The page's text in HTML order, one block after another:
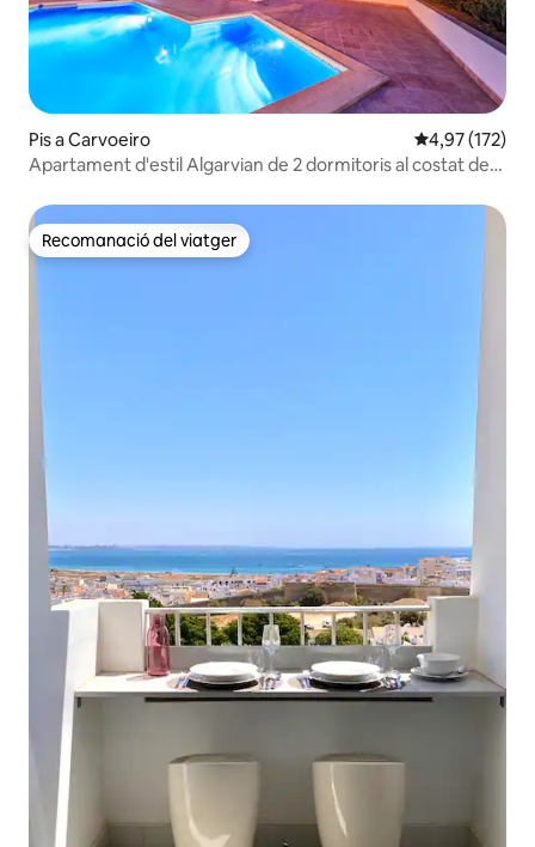
Pis a Carvoeiro 4,97 de
4,97 (172)
Apartament d'estil Algarvian de 2 dormitoris al costat de
Recomanació del viatger
Recomanació del viatger